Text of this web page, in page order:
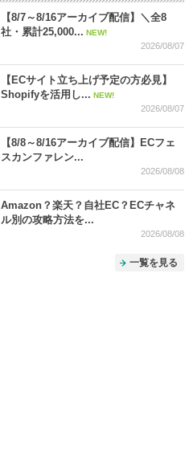
【8/7～8/16アーカイブ配信】＼全8
社・累計25,000... NEW!
2026/08/07
【ECサイト立ち上げ予定の方必見】
Shopifyを活用し... NEW!
2026/08/07
【8/8～8/16アーカイブ配信】ECフェ
スカンファレン...
2026/08/08
Amazon？楽天？自社EC？ECチャネ
ル別の攻略方法を...
2026/08/08
一覧を見る